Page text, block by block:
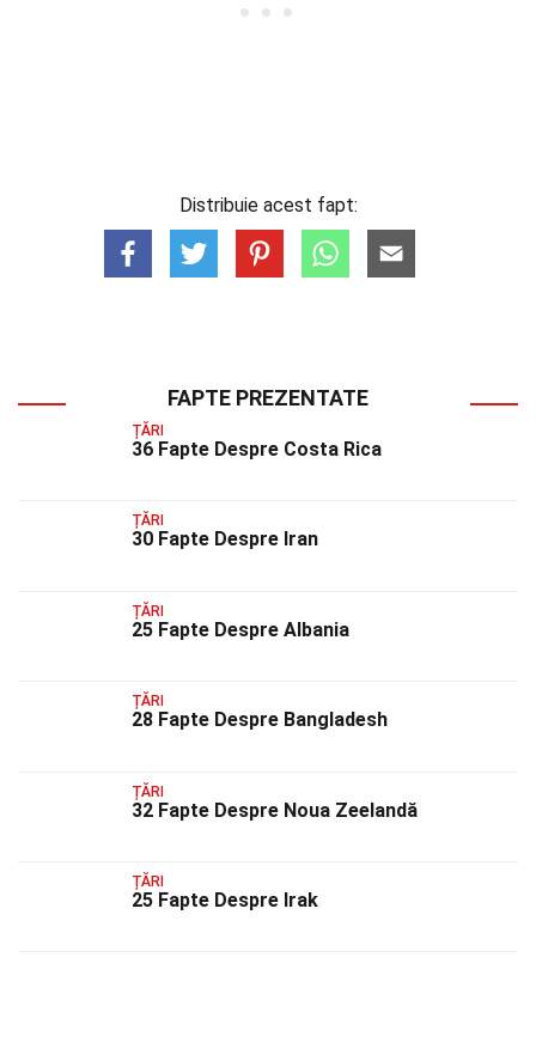
Distribuie acest fapt:
FAPTE PREZENTATE
ȚĂRI
36 Fapte Despre Costa Rica
ȚĂRI
30 Fapte Despre Iran
ȚĂRI
25 Fapte Despre Albania
ȚĂRI
28 Fapte Despre Bangladesh
ȚĂRI
32 Fapte Despre Noua Zeelandă
ȚĂRI
25 Fapte Despre Irak